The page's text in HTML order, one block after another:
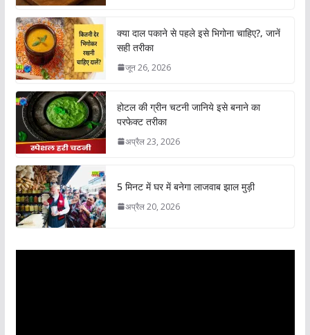
क्या दाल पकाने से पहले इसे भिगोना चाहिए?, जानें
सही तरीका
जून 26, 2026
होटल की ग्रीन चटनी जानिये इसे बनाने का
परफेक्ट तरीका
अप्रैल 23, 2026
5 मिनट में घर में बनेगा लाजवाब झाल मुड़ी
अप्रैल 20, 2026